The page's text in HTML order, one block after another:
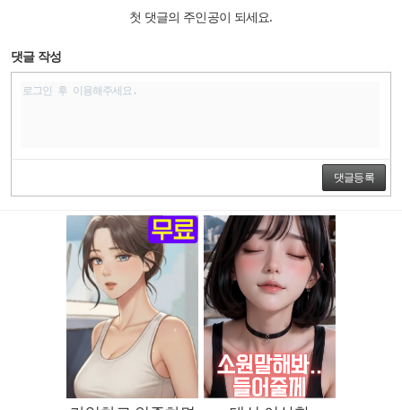
첫 댓글의 주인공이 되세요.
댓글 작성
댓글등록